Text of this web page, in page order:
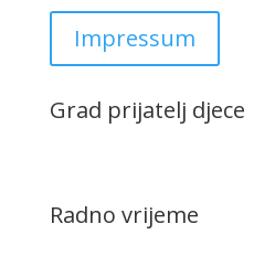
Impressum
Grad prijatelj djece
Radno vrijeme